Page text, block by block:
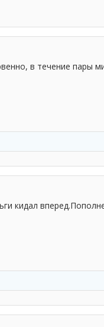
в течение пары
кидал